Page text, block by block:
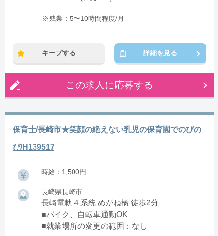
※残業：5〜10時間程度/月
キープする 詳細を見る
この求人に応募する
保育士/長崎市★笑顔の絶えない乳児の保育園でのびの
び/H139517
時給：1,500円
長崎県長崎市
長崎電軌４系統 めがね橋 徒歩2分
■バイク、自転車通勤OK
■就業場所の変更の範囲：なし